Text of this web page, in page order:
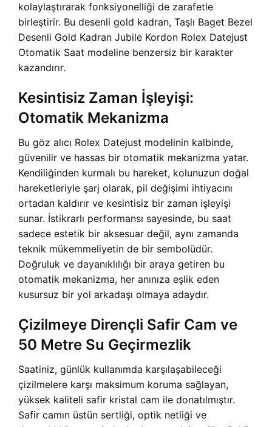
kolaylaştırarak fonksiyonelliği de zarafetle
birleştirir. Bu desenli gold kadran, Taşlı Baget Bezel
Desenli Gold Kadran Jubile Kordon Rolex Datejust
Otomatik Saat modeline benzersiz bir karakter
kazandırır.
Kesintisiz Zaman İşleyişi:
Otomatik Mekanizma
Bu göz alıcı Rolex Datejust modelinin kalbinde,
güvenilir ve hassas bir otomatik mekanizma yatar.
Kendiliğinden kurmalı bu hareket, kolunuzun doğal
hareketleriyle şarj olarak, pil değişimi ihtiyacını
ortadan kaldırır ve kesintisiz bir zaman işleyişi
sunar. İstikrarlı performansı sayesinde, bu saat
sadece estetik bir aksesuar değil, aynı zamanda
teknik mükemmeliyetin de bir sembolüdür.
Doğruluk ve dayanıklılığı bir araya getiren bu
otomatik mekanizma, her anınıza eşlik eden
kusursuz bir yol arkadaşı olmaya adaydır.
Çizilmeye Dirençli Safir Cam ve
50 Metre Su Geçirmezlik
Saatiniz, günlük kullanımda karşılaşabileceği
çizilmelere karşı maksimum koruma sağlayan,
yüksek kaliteli safir kristal cam ile donatılmıştır.
Safir camın üstün sertliği, optik netliği ve